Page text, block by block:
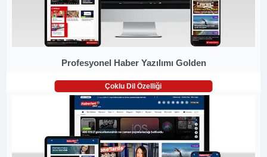
Profesyonel Haber Yazılımı Golden
Çoklu Dil Özelliği